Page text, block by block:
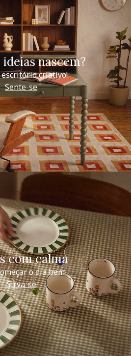
ideias nascem?
escritório criativo!
Sente-se
com calma
o dia bem
Sirva-se